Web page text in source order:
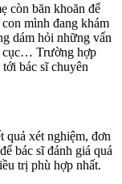
còn băn khoăn để
mình đang khám
dám hỏi những vấn
cục… Trường hợp
bác sĩ chuyên
quả xét nghiệm, đơn
bác sĩ đánh giá quá
trị phù hợp nhất.